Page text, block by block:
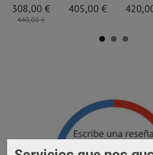
308,00 €
440,00 €
405,00 €